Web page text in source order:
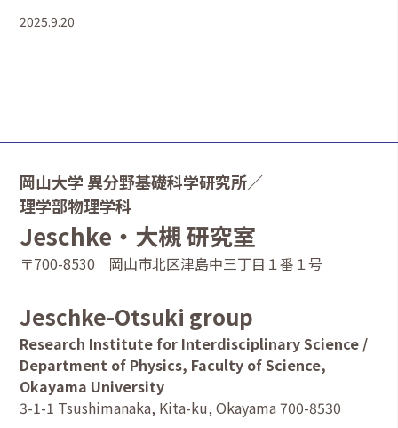
2025.9.20
岡山大学 異分野基礎科学研究所／
理学部物理学科
Jeschke・大槻 研究室
〒700-8530 岡山市北区津島中三丁目１番１号
Jeschke-Otsuki group
Research Institute for Interdisciplinary Science /
Department of Physics, Faculty of Science,
Okayama University
3-1-1 Tsushimanaka, Kita-ku, Okayama 700-8530